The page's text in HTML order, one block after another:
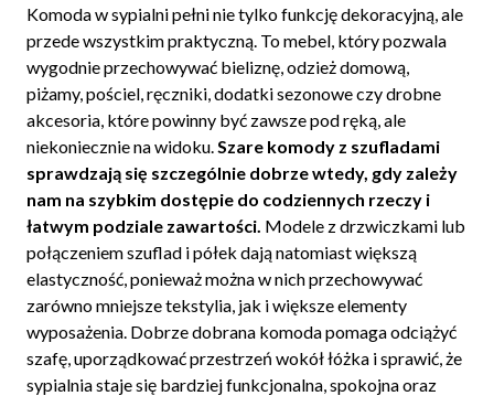
Komoda w sypialni pełni nie tylko funkcję dekoracyjną, ale
przede wszystkim praktyczną. To mebel, który pozwala
wygodnie przechowywać bieliznę, odzież domową,
piżamy, pościel, ręczniki, dodatki sezonowe czy drobne
akcesoria, które powinny być zawsze pod ręką, ale
niekoniecznie na widoku.Szare komody z szufladami
sprawdzają się szczególnie dobrze wtedy, gdy zależy
nam na szybkim dostępie do codziennych rzeczy i
łatwym podziale zawartości. Modele z drzwiczkami lub
połączeniem szuflad i półek dają natomiast większą
elastyczność, ponieważ można w nich przechowywać
zarówno mniejsze tekstylia, jak i większe elementy
wyposażenia. Dobrze dobrana komoda pomaga odciążyć
szafę, uporządkować przestrzeń wokół łóżka i sprawić, że
sypialnia staje się bardziej funkcjonalna, spokojna oraz